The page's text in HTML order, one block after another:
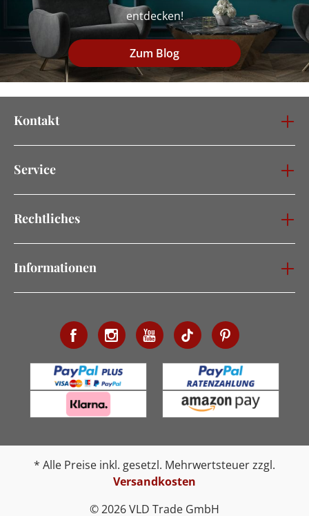
entdecken!
Zum Blog
Kontakt
Service
Rechtliches
Informationen
* Alle Preise inkl. gesetzl. Mehrwertsteuer zzgl.
Versandkosten
© 2026 VLD Trade GmbH